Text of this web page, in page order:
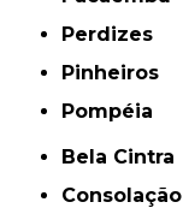
Perdizes
Pinheiros
Pompéia
Bela Cintra
Consolação